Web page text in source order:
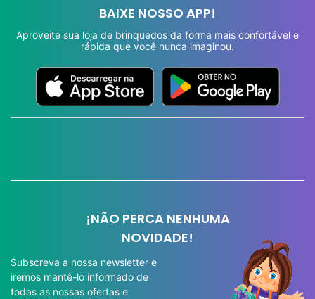
BAIXE NOSSO APP!
Aproveite sua loja de brinquedos da forma mais confortável e
rápida que você nunca imaginou.
¡NÃO PERCA NENHUMA
NOVIDADE!
Subscreva a nossa newsletter e
iremos mantê-lo informado de
todas as nossas ofertas e